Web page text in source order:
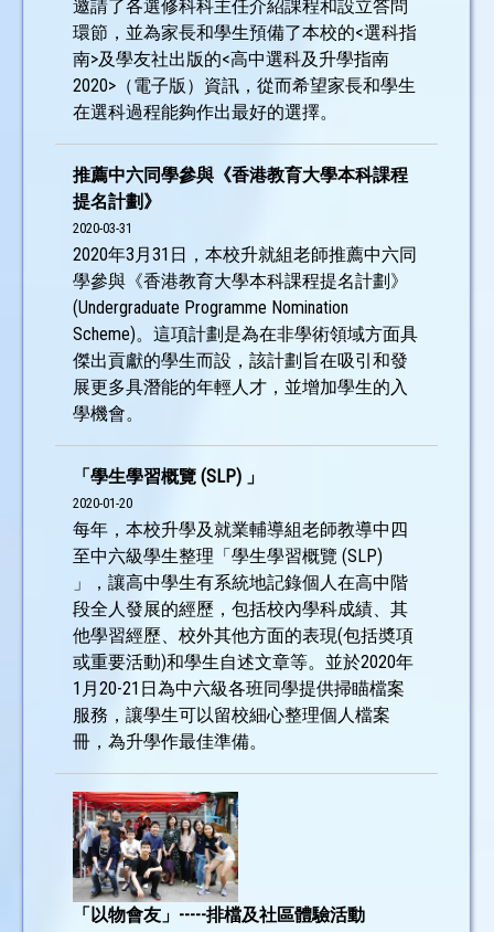
邀請了各選修科科主任介紹課程和設立答問
環節，並為家長和學生預備了本校的<選科指
南>及學友社出版的<高中選科及升學指南
2020>（電子版）資訊，從而希望家長和學生
在選科過程能夠作出最好的選擇。
推薦中六同學參與《香港教育大學本科課程
提名計劃》
2020-03-31
2020年3月31日，本校升就組老師推薦中六同
學參與《香港教育大學本科課程提名計劃》
(Undergraduate Programme Nomination
Scheme)。這項計劃是為在非學術領域方面具
傑出貢獻的學生而設，該計劃旨在吸引和發
展更多具潛能的年輕人才，並增加學生的入
學機會。
「學生學習概覽 (SLP) 」
2020-01-20
每年，本校升學及就業輔導組老師教導中四
至中六級學生整理「學生學習概覽 (SLP)
」，讓高中學生有系統地記錄個人在高中階
段全人發展的經歷，包括校內學科成績、其
他學習經歷、校外其他方面的表現(包括奬項
或重要活動)和學生自述文章等。並於2020年
1月20-21日為中六級各班同學提供掃瞄檔案
服務，讓學生可以留校細心整理個人檔案
冊，為升學作最佳準備。
「以物會友」-----排檔及社區體驗活動